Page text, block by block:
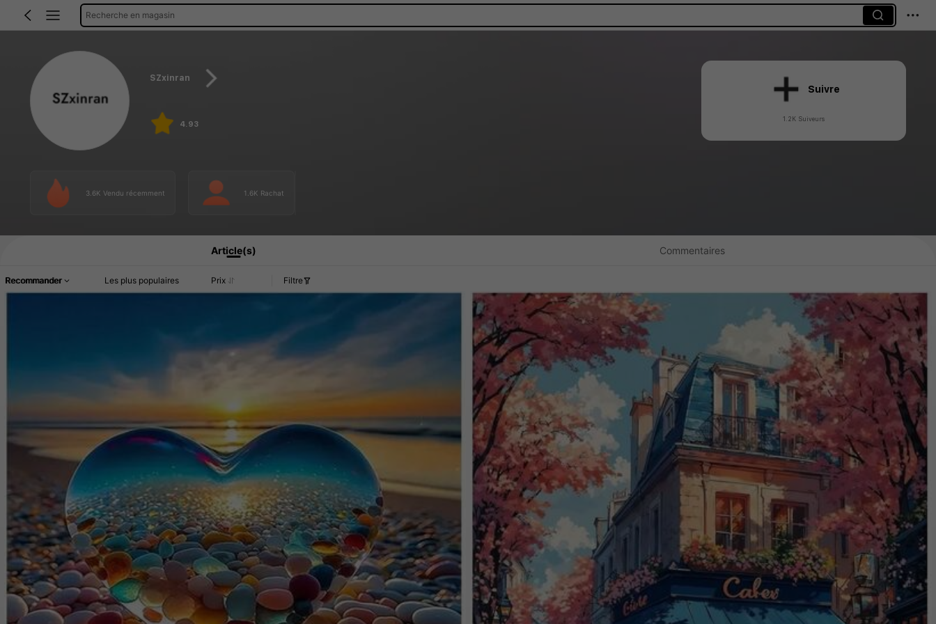
Recherche en magasin
SZxinran
4.93
Suivre
1.2K Suiveurs
3.6K Vendu récemment 1.6K Rachat
Article(s) Commentaires
Recommander Les plus populaires Prix Filtre